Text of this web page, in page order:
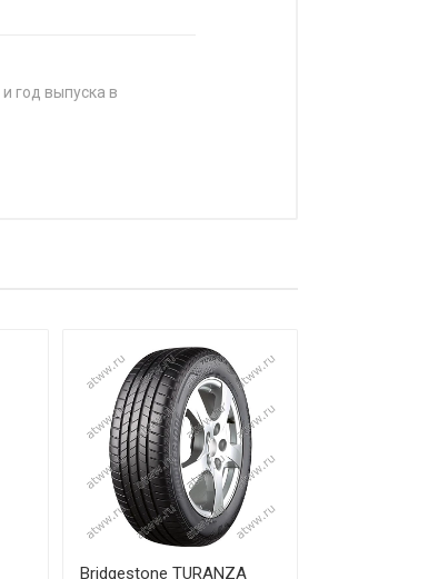
год выпуска в
Bridgestone TURANZA